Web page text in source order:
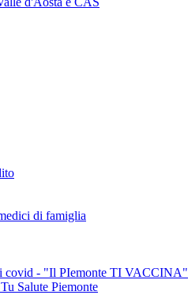
di famiglia
covid - "Il PIemonte TI VACCINA"
Salute Piemonte